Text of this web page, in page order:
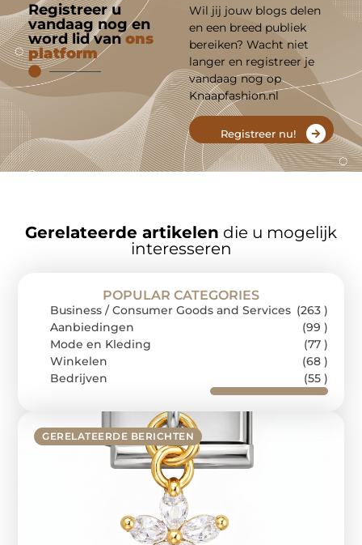
Registreer u
vandaag nog en
word lid vanons
platform
Wil jij jouw blogs delen
en een breed publiek
bereiken? Wacht niet
langer en registreer je
vandaag nog op
Knaapfashion.nl
Registreer nu!
Gerelateerde artikelen die u mogelijk
interesseren
GERELATEERDE BERICHTEN
POPULAR CATEGORIES
Business / Consumer Goods and Services (263 )
Aanbiedingen
(99 )
Mode en Kleding
(77 )
Winkelen
(68 )
Bedrijven
(55 )